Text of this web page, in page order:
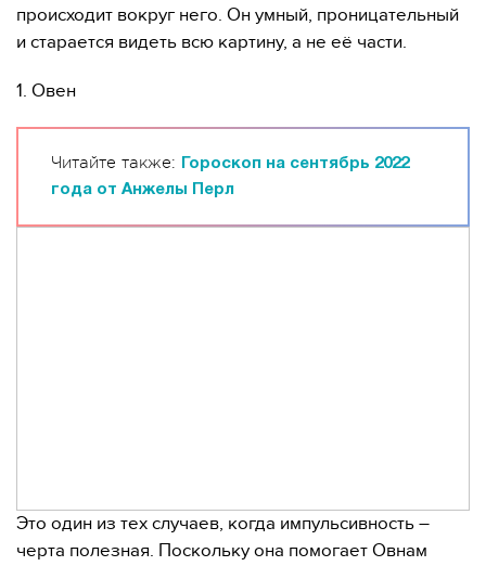
происходит вокруг него. Он умный, проницательный
и старается видеть всю картину, а не её части.
1. Овен
Читайте также:
Гороскоп на сентябрь 2022
года от Анжелы Перл
Это один из тех случаев, когда импульсивность –
черта полезная. Поскольку она помогает Овнам